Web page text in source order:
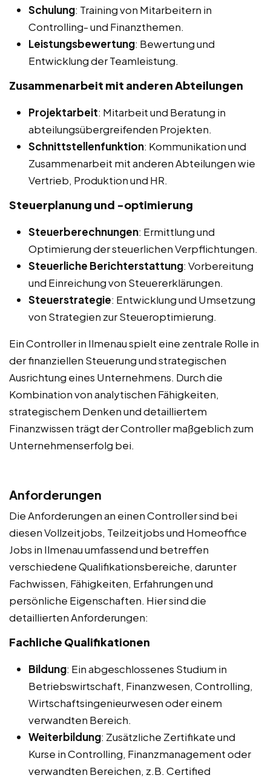
Schulung: Training von Mitarbeitern in
Controlling- und Finanzthemen.
Leistungsbewertung: Bewertung und
Entwicklung der Teamleistung.
Zusammenarbeit mit anderen Abteilungen
Projektarbeit: Mitarbeit und Beratung in
abteilungsübergreifenden Projekten.
Schnittstellenfunktion: Kommunikation und
Zusammenarbeit mit anderen Abteilungen wie
Vertrieb, Produktion und HR.
Steuerplanung und -optimierung
Steuerberechnungen: Ermittlung und
Optimierung der steuerlichen Verpflichtungen.
Steuerliche Berichterstattung: Vorbereitung
und Einreichung von Steuererklärungen.
Steuerstrategie: Entwicklung und Umsetzung
von Strategien zur Steueroptimierung.
Ein Controller in Ilmenau spielt eine zentrale Rolle in
der finanziellen Steuerung und strategischen
Ausrichtung eines Unternehmens. Durch die
Kombination von analytischen Fähigkeiten,
strategischem Denken und detailliertem
Finanzwissen trägt der Controller maßgeblich zum
Unternehmenserfolg bei.
Anforderungen
Die Anforderungen an einen Controller sind bei
diesen Vollzeitjobs, Teilzeitjobs und Homeoffice
Jobs in Ilmenau umfassend und betreffen
verschiedene Qualifikationsbereiche, darunter
Fachwissen, Fähigkeiten, Erfahrungen und
persönliche Eigenschaften. Hier sind die
detaillierten Anforderungen:
Fachliche Qualifikationen
Bildung: Ein abgeschlossenes Studium in
Betriebswirtschaft, Finanzwesen, Controlling,
Wirtschaftsingenieurwesen oder einem
verwandten Bereich.
Weiterbildung: Zusätzliche Zertifikate und
Kurse in Controlling, Finanzmanagement oder
verwandten Bereichen, z.B. Certified